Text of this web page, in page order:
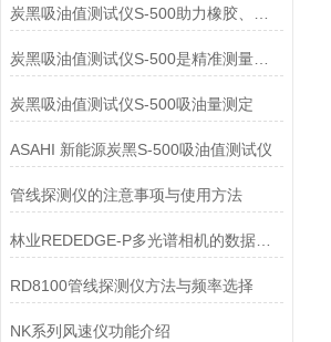
炭黑吸油值测试仪S-500是精准测量炭黑吸油值的得力助手
炭黑吸油值测试仪S-500吸油量测定
ASAHI 新能源炭黑S-500吸油值测试仪
管线探测仪的注意事项与使用方法
林业REDEDGE-P多光谱相机的数据处理流程和图像分析指南
RD8100管线探测仪方法与频率选择
NK系列风速仪功能介绍